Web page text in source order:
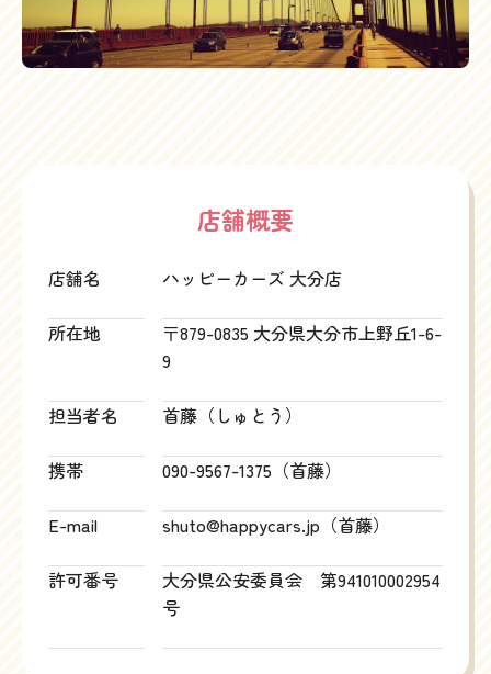
店舗概要
店舗名 ハッピーカーズ 大分店
所在地
〒879-0835 大分県大分市上野丘1-6-
9
担当者名 首藤（しゅとう）
携帯 090-9567-1375（首藤）
E-mail shuto@happycars.jp（首藤）
許可番号
大分県公安委員会 第941010002954
号